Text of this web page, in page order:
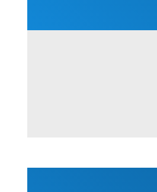
2026.